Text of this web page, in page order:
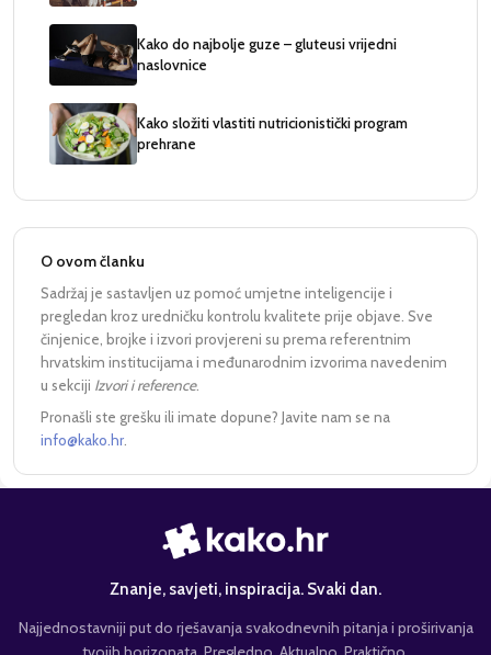
Kako do najbolje guze – gluteusi vrijedni
naslovnice
Kako složiti vlastiti nutricionistički program
prehrane
O ovom članku
Sadržaj je sastavljen uz pomoć umjetne inteligencije i
pregledan kroz uredničku kontrolu kvalitete prije objave. Sve
činjenice, brojke i izvori provjereni su prema referentnim
hrvatskim institucijama i međunarodnim izvorima navedenim
u sekciji Izvori i reference.
Pronašli ste grešku ili imate dopune? Javite nam se na
info@kako.hr
Znanje, savjeti, inspiracija. Svaki dan.
Najjednostavniji put do rješavanja svakodnevnih pitanja i proširivanja